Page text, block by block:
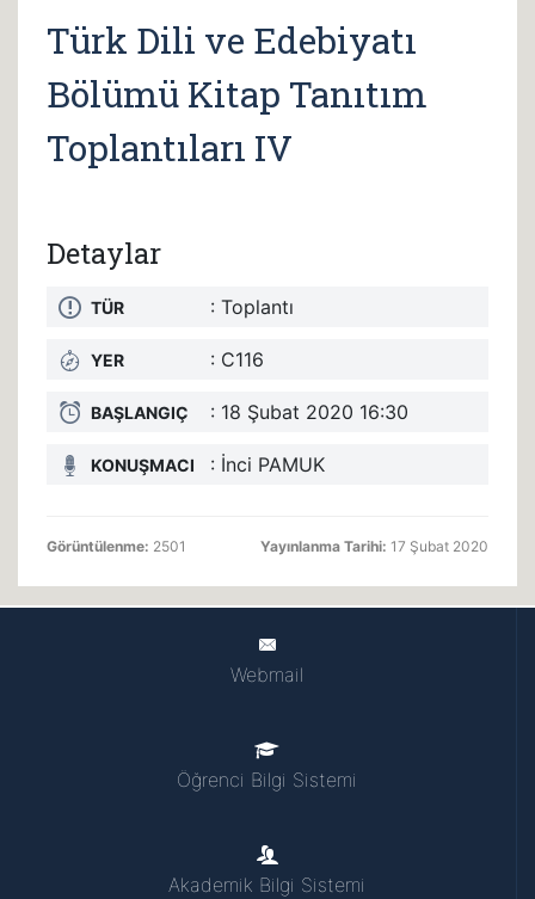
Türk Dili ve Edebiyatı
Bölümü Kitap Tanıtım
Toplantıları IV
Detaylar
TÜR : Toplantı
YER : C116
BAŞLANGIÇ : 18 Şubat 2020 16:30
KONUŞMACI : İnci PAMUK
Görüntülenme: 2501 Yayınlanma Tarihi: 17 Şubat 2020
Webmail
Öğrenci Bilgi Sistemi
Akademik Bilgi Sistemi